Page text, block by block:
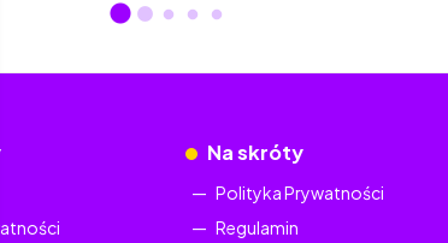
Na skróty
Polityka Prywatności
Regulamin